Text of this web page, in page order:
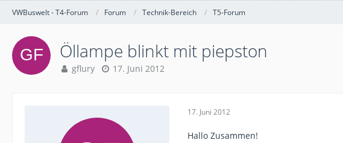
VWBuswelt - T4-Forum Forum Technik-Bereich T5-Forum
Öllampe blinkt mit piepston
gflury 17. Juni 2012
17. Juni 2012
Hallo Zusammen!